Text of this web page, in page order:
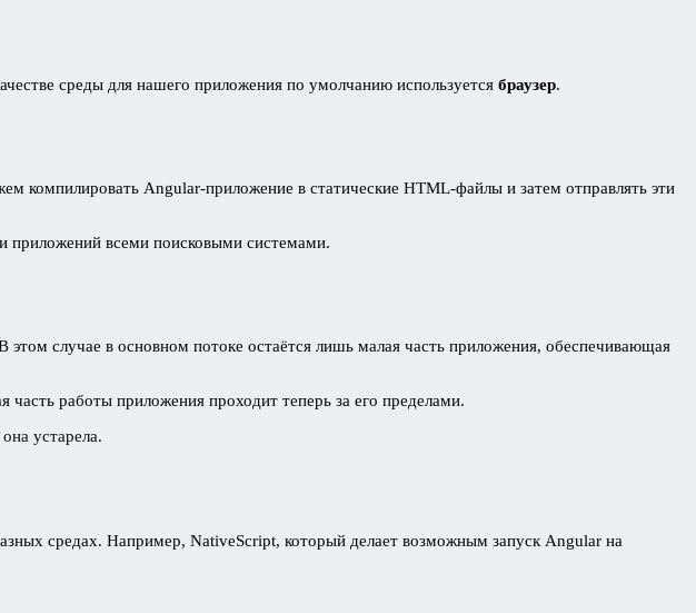
среды для нашего приложения по умолчанию используется браузер.
компилировать Angular-приложение в статические HTML-файлы и затем отправлять эти
приложений всеми поисковыми системами.
случае в основном потоке остаётся лишь малая часть приложения, обеспечивающая
работы приложения проходит теперь за его пределами.
устарела.
средах. Например, NativeScript, который делает возможным запуск Angular на